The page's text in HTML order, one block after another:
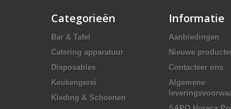
Categorieën
Bar & Tafel
Catering apparatuur
Disposables
Keukengerei
Kleding & Schoenen
Informatie
Aanbiedingen
Nieuwe
Contacteer ons
Algemene